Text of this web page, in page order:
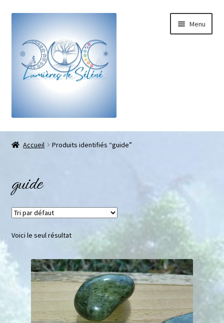
Menu
Boutique
Galets pouce anti-stress
Pendentifs sifflet et fioles
Mini géodes
Bougies lithothérapie
Packs
Carte Cadeau
Accueil Produits identifiés “guide”
guide
Voici le seul résultat